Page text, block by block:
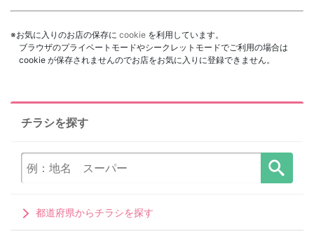
※お気に入りのお店の保存に cookie を利用しています。
ブラウザのプライベートモードやシークレットモードでご利用の場合は
cookie が保存されませんのでお店をお気に入りに登録できません。
チラシを探す
都道府県からチラシを探す